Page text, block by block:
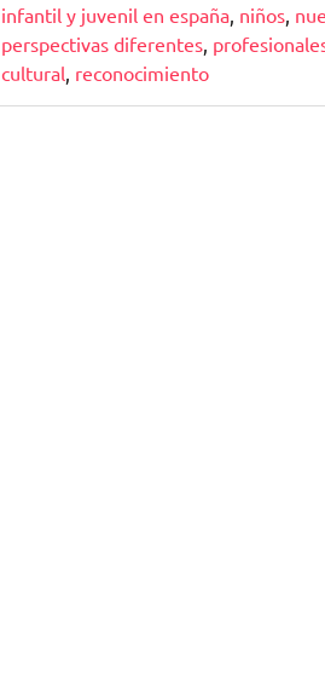
infantil y juvenil en españa niños
perspectivas diferentes
cultural reconocimiento